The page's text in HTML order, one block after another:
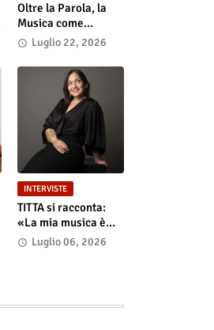
Oltre la Parola, la
Musica come
Portale: Anastasia
Anniemore 24 si
Racconta tra Poesia,
Produzione e Nuove
Luglio 22, 2026
INTERVISTE
TITTA si racconta:
«La mia musica è
uno spazio psico-
punk in cui il corpo
Luglio 06, 2026